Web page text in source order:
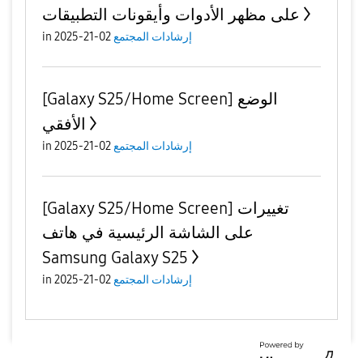
على مظهر الأدوات وأيقونات التطبيقات
in إرشادات المجتمع02-21-2025
[Galaxy S25/Home Screen] الوضع
الأفقي
in إرشادات المجتمع02-21-2025
[Galaxy S25/Home Screen] تغييرات
على الشاشة الرئيسية في هاتف
Samsung Galaxy S25
in إرشادات المجتمع02-21-2025